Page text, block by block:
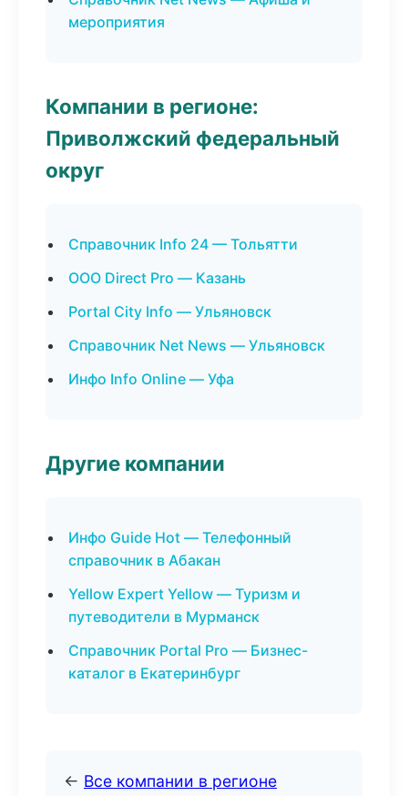
мероприятия
Компании в регионе:
Приволжский федеральный
округ
Справочник Info 24 — Тольятти
ООО Direct Pro — Казань
Portal City Info — Ульяновск
Справочник Net News — Ульяновск
Инфо Info Online — Уфа
Другие компании
Инфо Guide Hot — Телефонный
справочник в Абакан
Yellow Expert Yellow — Туризм и
путеводители в Мурманск
Справочник Portal Pro — Бизнес-
каталог в Екатеринбург
← Все компании в регионе